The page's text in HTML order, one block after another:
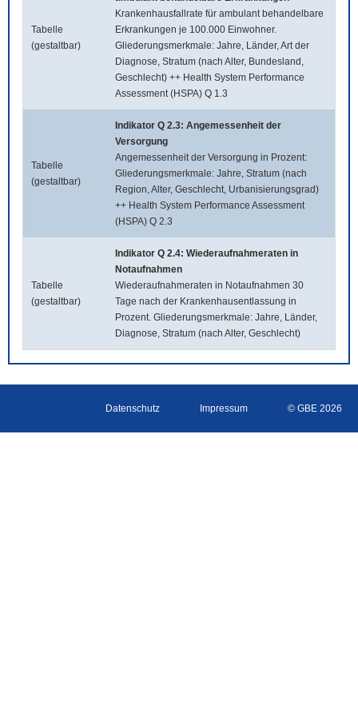
Tabelle
(gestaltbar)
Krankenhausfallrate für ambulant behandelbare
Erkrankungen je 100.000 Einwohner.
Gliederungsmerkmale: Jahre, Länder, Art der
Diagnose, Stratum (nach Alter, Bundesland,
Geschlecht) ++ Health System Performance
Assessment (HSPA) Q 1.3
Tabelle
(gestaltbar)
Indikator Q 2.3: Angemessenheit der
Versorgung
Angemessenheit der Versorgung in Prozent:
Gliederungsmerkmale: Jahre, Stratum (nach
Region, Alter, Geschlecht, Urbanisierungsgrad)
++ Health System Performance Assessment
(HSPA) Q 2.3
Tabelle
(gestaltbar)
Indikator Q 2.4: Wiederaufnahmeraten in
Notaufnahmen
Wiederaufnahmeraten in Notaufnahmen 30
Tage nach der Krankenhausentlassung in
Prozent. Gliederungsmerkmale: Jahre, Länder,
Diagnose, Stratum (nach Alter, Geschlecht)
Datenschutz Impressum © GBE 2026